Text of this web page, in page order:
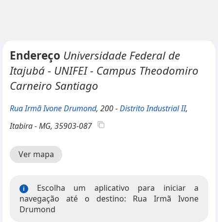
Endereço Universidade Federal de
Itajubá - UNIFEI - Campus Theodomiro
Carneiro Santiago
Rua Irmã Ivone Drumond, 200 -Distrito Industrial II,
Itabira - MG, 35903-087
Ver mapa
i
Escolha um aplicativo para iniciar a
navegação até o destino: Rua Irmã Ivone
Drumond